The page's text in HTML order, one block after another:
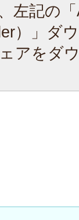
左記の
）」ダ
アをダ